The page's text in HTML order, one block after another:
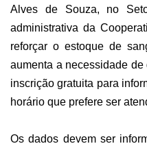
Alves de Souza, no
administrativa da
reforçar o estoque de
aumenta a necessidade de
inscrição gratuita para
horário que prefere ser
Os dados devem ser